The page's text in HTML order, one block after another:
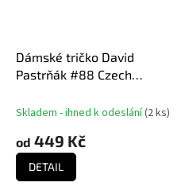
Dámské tričko David
Pastrňák #88 Czech
Red
Skladem - ihned k odeslání(2 ks)
od 449 Kč
DETAIL